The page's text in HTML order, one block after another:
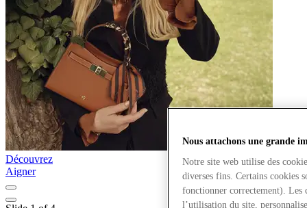
Découvrez
Aigner
Nous attachons une grande
Notre site web utilise des
diverses fins. Certains cookies
fonctionner correctement). Les
l’utilisation du site,